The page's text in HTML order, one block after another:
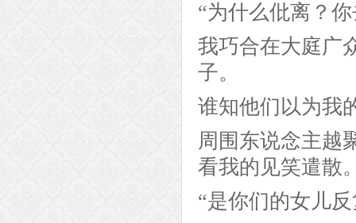
“为什么仳离？
我巧合在大庭广
子。
谁知他们以为我
周围东说念主越
看我的见笑遣散
“是你们的女儿